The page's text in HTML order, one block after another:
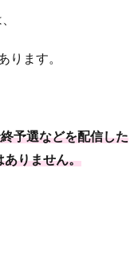
ります。
予選などを配信した
ありません。